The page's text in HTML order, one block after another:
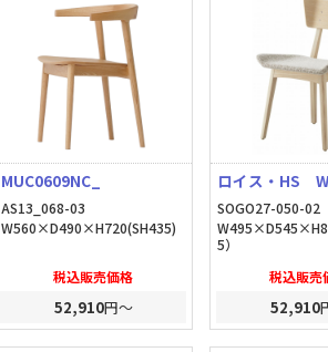
MUC0609NC_
AS13_068-03
W560×D490×H720(SH435)
税込販売価格
52,910円～
ロイス・HS
SOGO27-050-02
5）
税込販売
52,910